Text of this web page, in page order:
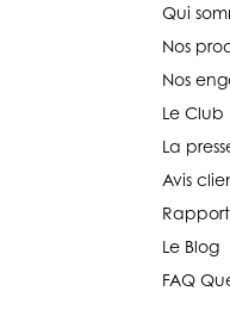
Qui
Nos
Nos
Le Club
La
Avis
Rapport
Le Blog
FAQ